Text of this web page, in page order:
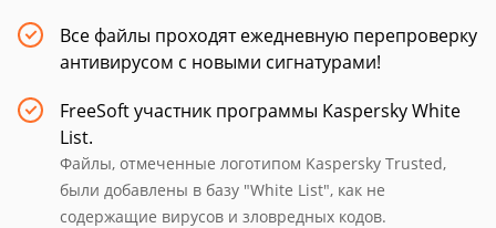
Все файлы проходят ежедневную перепроверку
антивирусом с новыми сигнатурами!
FreeSoft участник программы Kaspersky White
List.
Файлы, отмеченные логотипом Kaspersky Trusted,
были добавлены в базу "White List", как не
содержащие вирусов и зловредных кодов.